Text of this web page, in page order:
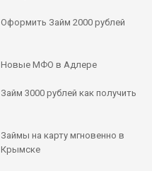
Оформить Займ 2000 рублей
Новые МФО в Адлере
Займ 3000 рублей как получить
Займы на карту мгновенно в
Крымске